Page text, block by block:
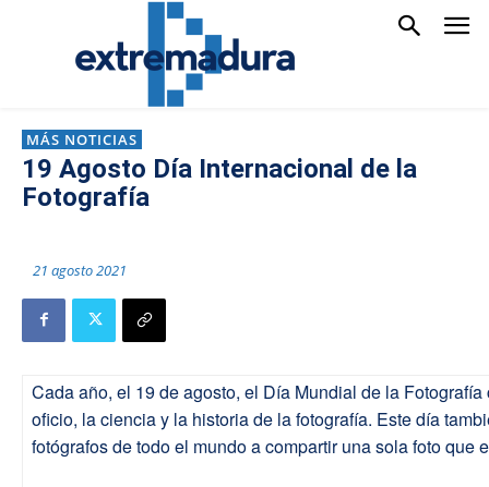
MÁS NOTICIAS
19 Agosto Día Internacional de la
Fotografía
21 agosto 2021
Cada año, el 19 de agosto, el Día Mundial de la
oficio, la ciencia y la historia de la fotografía. Este día
fotógrafos de todo el mundo a compartir una sola foto que